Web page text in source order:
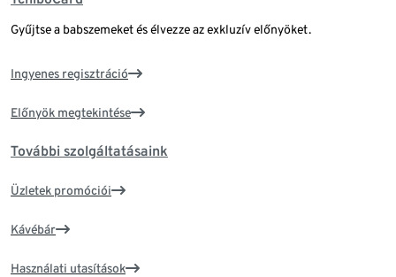
Gyűjtse a babszemeket és élvezze az exkluzív előnyöket.
Ingyenes regisztráció
Előnyök megtekintése
További szolgáltatásaink
Üzletek promóciói
Kávébár
Használati utasítások